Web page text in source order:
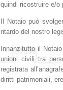
quindi ricostruire e/o
Il Notaio può
ritardo del nostro
Innanzitutto il
unioni civili tra
registrata
diritti patrimoniali,